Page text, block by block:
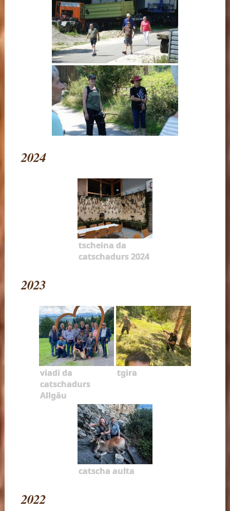
2024
tscheina da
catschadurs 2024
2023
viadi da
catschadurs
Allgäu
tgira
catscha aulta
2022